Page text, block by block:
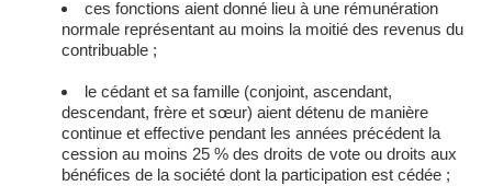
ces fonctions aient donné lieu à une rémunération
normale représentant au moins la moitié des revenus du
contribuable ;
le cédant et sa famille (conjoint, ascendant,
descendant, frère et sœur) aient détenu de manière
continue et effective pendant les années précédent la
cession au moins 25 % des droits de vote ou droits aux
bénéfices de la société dont la participation est cédée ;